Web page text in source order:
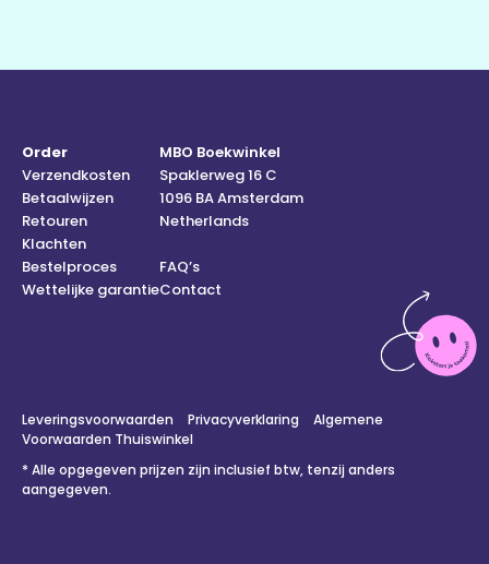
Order
Verzendkosten
Betaalwijzen
Retouren
Klachten
Bestelproces
Wettelijke garantie
MBO Boekwinkel
Spaklerweg 16 C
1096 BA Amsterdam
Netherlands
FAQ’s
Contact
Leveringsvoorwaarden Privacyverklaring
Algemene
Voorwaarden Thuiswinkel
* Alle opgegeven prijzen zijn inclusief btw, tenzij anders
aangegeven.